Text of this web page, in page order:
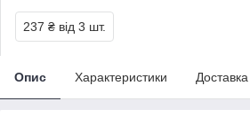
237 ₴ від 3 шт.
Опис Характеристики Доставка